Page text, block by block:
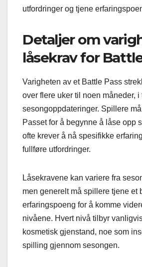
utfordringer og tjene
Detaljer om
låsekrav for
Varigheten av et Battle Pass
over flere uker til noen måneder,
sesongoppdateringer. Spillere
Passet for å begynne å låse opp
ofte krever å nå spesifikke
fullføre utfordringer.
Låsekravene kan variere fra
men generelt må spillere tjene et
erfaringspoeng for å komme
nivåene. Hvert nivå tilbyr
kosmetisk gjenstand, noe som
spilling gjennom sesongen.